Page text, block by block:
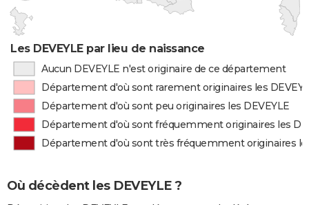
Les DEVEYLE par lieu de naissance
Aucun DEVEYLE n'est originaire de ce département
Département d'où sont rarement originaires les
Département d'où sont peu originaires les DEVEYLE
Département d'où sont fréquemment originaires les
Département d'où sont très fréquemment originaires
Où décèdent les DEVEYLE ?